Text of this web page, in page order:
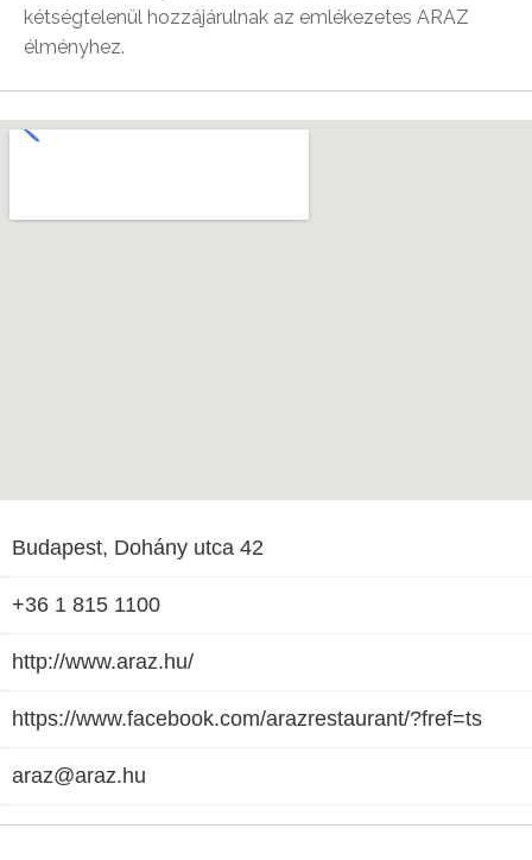
kétségtelenül hozzájárulnak az emlékezetes ARAZ
élményhez.
Budapest, Dohány utca 42
+36 1 815 1100
http://www.araz.hu/
https://www.facebook.com/arazrestaurant/?fref=ts
araz@araz.hu